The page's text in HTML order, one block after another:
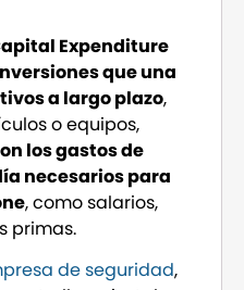
Expenditure
que una
a largo plazo,
o equipos,
los gastos de
necesarios para
, como salarios,
primas.
de seguridad,